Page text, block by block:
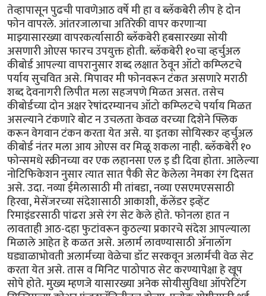
तेव्हापासून पुढची पावणेआठ वर्षे मी हा व ब्लॅकबेरी लीप हे दोन
फोन वापरले. आंतरजालाचा अतिरेकी वापर करणार्‍या
माझ्यासारख्या वापरकर्त्यासाठी ब्लॅकबेरी हबसारख्या सोयी
असणारी ओएस फारच उपयुक्त होती. ब्लॅकबेरी १०चा व्हर्चुअल
कीबोर्ड आपल्या वापरानुसार शब्द लक्षात ठेवून ऑटो कम्प्लिटचे
पर्याय सुचवित असे. मिपावर मी फोनवरून टंकत असणारे मराठी
शब्द देवनागरी लिपीत मला सहजपणे मिळत असत. तसेच
कीबोर्डच्या दोन अक्षर रेषांदरम्यानच ऑटो कम्प्लिटचे पर्याय मिळत
असल्याने टंकणारे बोट न उचलता केवळ वरच्या दिशेने फ्लिक
करून वेगवान टंकन करता येत असे. या इतका सोयिस्कर व्हर्चुअल
कीबोर्ड नंतर मला आय ओएस वर मिळू शकला नाही. ब्लॅकबेरी १०
फोन्समधे स्क्रीनच्या वर एक लहानसा एल इ डी दिवा होता. आलेल्या
नोटिफिकेशन नुसार त्यात सात पैकी सेट केलेला नेमका रंग दिसत
असे. उदा. नव्या ईमेलासाठी मी तांबडा, नव्या एसएमएससाठी
हिरवा, मेसेंजरच्या संदेशासाठी आकाशी, कॅलेंडर इव्हेंट
रिमाइंडरसाठी पांढरा असे रंग सेट केले होते. फोनला हात न
लावताही आठ-दहा फुटांवरून कुठल्या प्रकारचे संदेश आपल्याला
मिळाले आहेत हे कळत असे. अलार्म लावण्यासाठी अ‍ॅनालॉग
घड्याळाभोवती अलार्मच्या वेळेचा डॉट सरकवून अलार्मची वेळ सेट
करता येत असे. तास व मिनिट पाठोपाठ सेट करण्यापेक्षा हे खूप
सोपे होते. मुख्य म्हणजे यासारख्या अनेक सोयीसुविधा ऑपरेटिंग